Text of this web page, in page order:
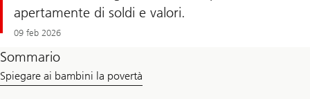
apertamente di soldi e valori.
09 feb 2026
Sommario
Spiegare ai bambini la povertà